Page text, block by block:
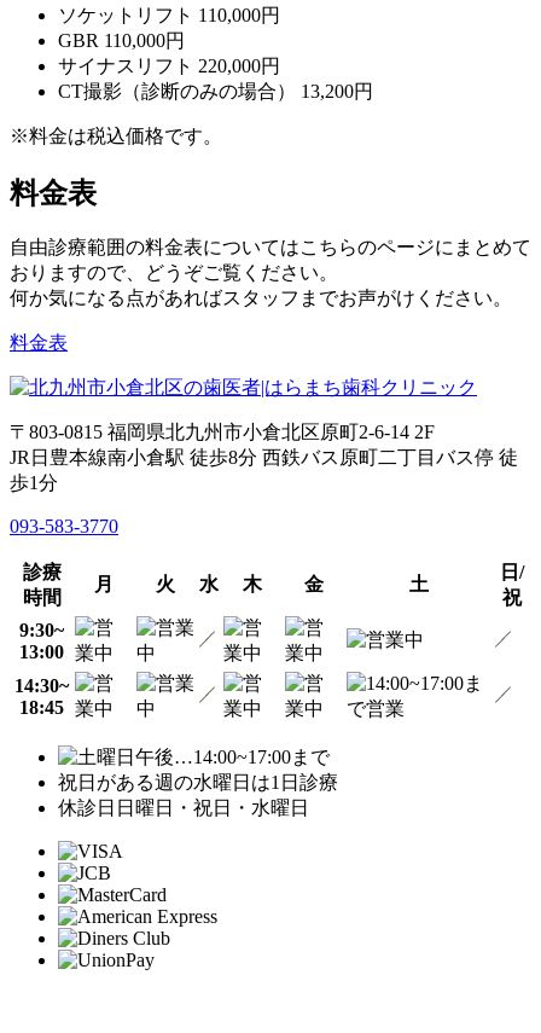
ソケットリフト 110,000円
GBR 110,000円
サイナスリフト 220,000円
CT撮影（診断のみの場合）
13,200円
※料金は税込価格です。
料金表
自由診療範囲の料金表についてはこちらのページにまとめて
おりますので、どうぞご覧ください。
何か気になる点があればスタッフまでお声がけください。
料金表
〒803-0815 福岡県北九州市小倉北区原町2-6-14 2F
JR日豊本線南小倉駅 徒歩8分 西鉄バス原町二丁目バス停 徒
歩1分
093-583-3770
診療
時間
月 火 水 木 金 土
日/
祝
9:30~
13:00
14:30~
18:45
…14:00~17:00まで
祝日がある週の水曜日は1日診療
休診日 日曜日・祝日・水曜日